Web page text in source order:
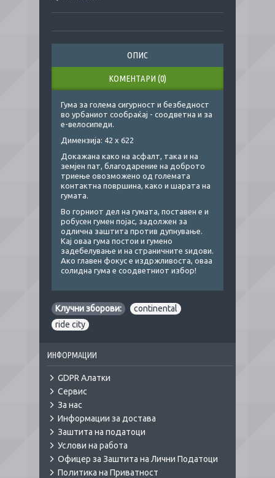
ОПИС
КОМЕНТАРИ (0)
Гума за голема сигурност и безбедност
во урбаниот сообраќај - соодветна и за
е-велосипеди.
Димензија: 42 х 622
Докажана како на асфалт, така и на
земјен пат, благодарение на доброто
триење овозможено од големата
контактна површина, како и шарата на
гумата.
Во горниот дел на гумата, поставен е и
робусен гумен појас, задолжен за
одлична заштита против дупнување.
Кај оваа гума постои и гумено
задебелување и на страничните ѕидови.
Ако главен фокус е издржливоста, оваа
солидна гума е соодветниот избор!
Клучни зборови: continental
ride city
ИНФОРМАЦИИ
GDPR Алатки
Сервис
За нас
Информации за достава
Заштита на податоци
Услови на работа
Офицер за Заштита на Лични Податоци
Политика на Приватност